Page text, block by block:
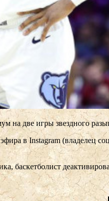
две игры звездного
в Instagram (владелец
баскетболист